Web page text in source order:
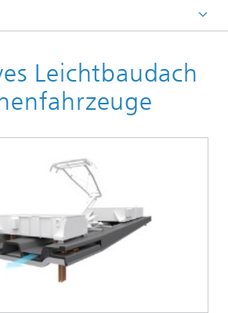
Leichtbaudach